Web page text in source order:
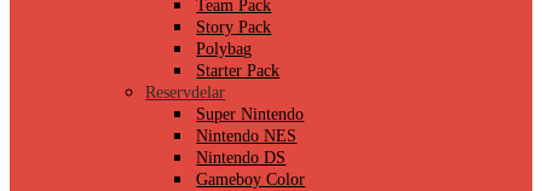
Team Pack
Story Pack
Polybag
Starter Pack
Reservdelar
Super Nintendo
Nintendo NES
Nintendo DS
Gameboy Color